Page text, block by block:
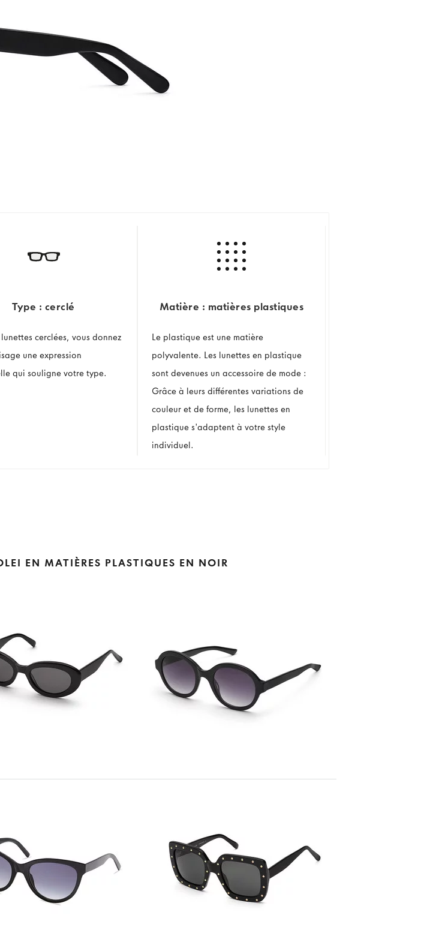
Type : cerclé
cerclées, vous donnez
une expression
qui souligne votre type.
Matière : matières plastiques
Le plastique est une matière
polyvalente. Les lunettes en plastique
sont devenues un accessoire de mode :
Grâce à leurs différentes variations de
couleur et de forme, les lunettes en
plastique s'adaptent à votre style
individuel.
EN MATIÈRES PLASTIQUES EN NOIR